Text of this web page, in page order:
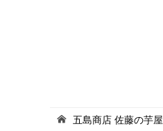
五島商店 佐藤の芋屋